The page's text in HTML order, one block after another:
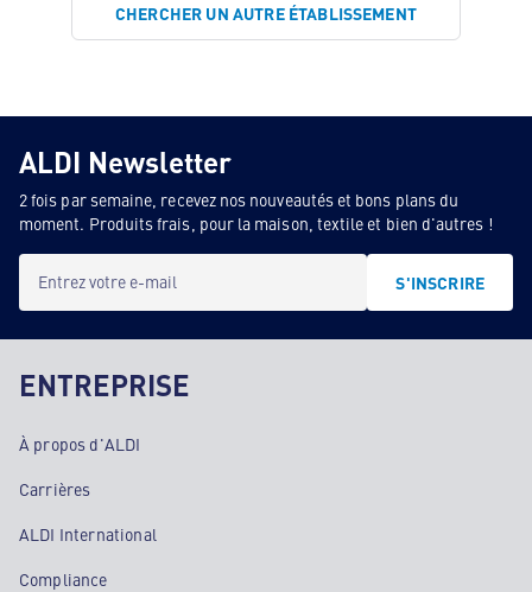
CHERCHER UN AUTRE ÉTABLISSEMENT
ALDI Newsletter
2 fois par semaine, recevez nos nouveautés et bons plans du
moment. Produits frais, pour la maison, textile et bien d'autres !
Entrez votre e-mail S'INSCRIRE
ENTREPRISE
À propos d'ALDI
Carrières
ALDI International
Compliance